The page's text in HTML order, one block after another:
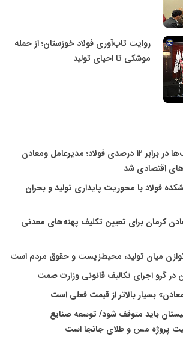
روایت تاب‌آوری فولاد خوزستان؛ از حمله
موشکی تا احیای تولید
پیشرو
سود ۵۰ درصدی بانک‌ها در برابر ۱۲ درصدی فولاد؛ مدیرعامل ومعادن
اقتصادی شد
فولاد با محوریت پایداری تولید و بحران
کرمان برای تعیین تکلیف پهنه‌های معدنی
میان تولید، محیط‌زیست و حقوق مردم است
بسیار بالاتر از قیمت فعلی است
باید متوقف شود/ توسعه صنایع
پروژه مس و طلای جانجا است